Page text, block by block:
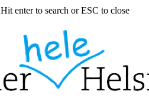
Hit enter to search or ESC to close